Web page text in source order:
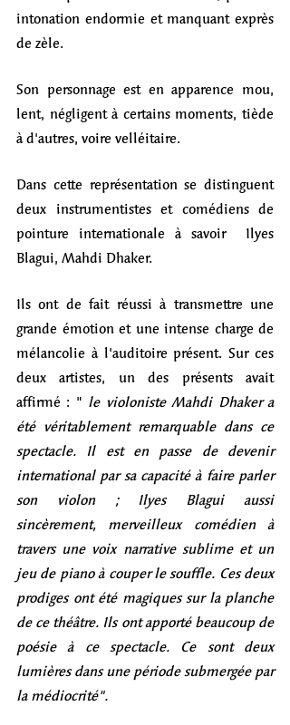
intonation endormie et manquant exprès
de zèle.
Son personnage est en apparence mou
lent, négligent à certains moments, tiède
à d'autres, voire velléitaire.
Dans cette représentation se distinguent
deux instrumentistes et comédiens de
pointure internationale à savoir Ilyes
Blagui, Mahdi Dhaker.
Ils ont de fait réussi à transmettre une
grande émotion et une intense charge de
mélancolie à l'auditoire présent. Sur ces
deux artistes, un des présents avait
affirmé : " le violoniste Mahdi Dhaker a
été véritablement remarquable dans ce
spectacle. Il est en passe de devenir
international par sa capacité à faire parler
son violon ; Ilyes Blagui aussi
sincèrement, merveilleux comédien à
travers une voix narrative sublime et un
jeu de piano à couper le souffle. Ces deux
prodiges ont été magiques sur la planche
de ce théâtre. Ils ont apporté beaucoup de
poésie à ce spectacle. Ce sont deux
lumières dans une période submergée par
la médiocrité".